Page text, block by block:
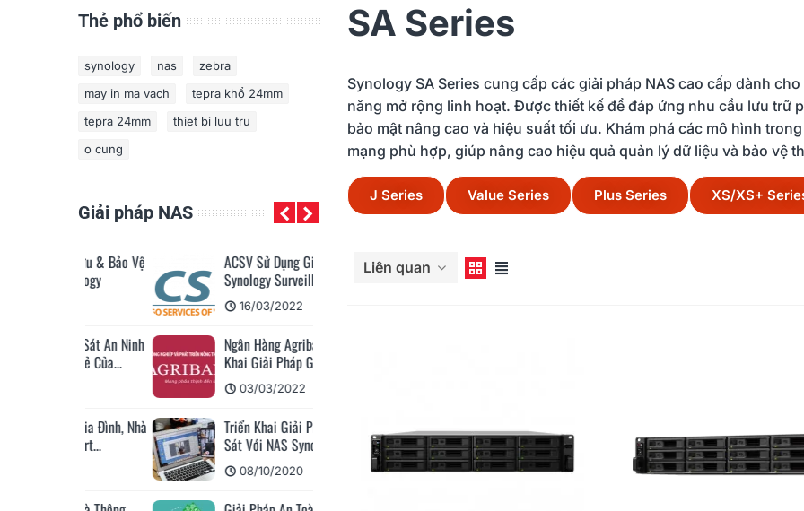
Thẻ phổ biến
synology nas
zebra
may in ma vach
tepra khổ 24mm
tepra 24mm
thiet bi luu tru
o cung
Giải pháp NAS
ACSV Sử Dụng Giải Pháp
Synology Surveillance...
16/03/2022
Ngân Hàng Agribank Đã Triển
Khai Giải Pháp Giám...
03/03/2022
Triển Khai Giải Pháp Giám
Sát Với NAS Synology...
08/10/2020
SA Series
Synology SA Series cung cấp các giải pháp NAS cao cấp dành
năng mở rộng linh hoạt. Được thiết kế để đáp ứng nhu cầu lưu trữ
bảo mật nâng cao và hiệu suất tối ưu. Khám phá các mô hình
mạng phù hợp, giúp nâng cao hiệu quả quản lý dữ liệu và bảo vệ
J Series Value Series Plus Series XS/XS+
Liên quan